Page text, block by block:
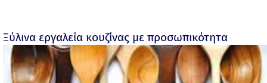
Ξύλινα εργαλεία κουζίνας με προσωπικότητα